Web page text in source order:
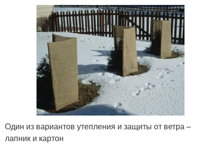
Один из вариантов утепления и защиты от ветра –
лапник и картон